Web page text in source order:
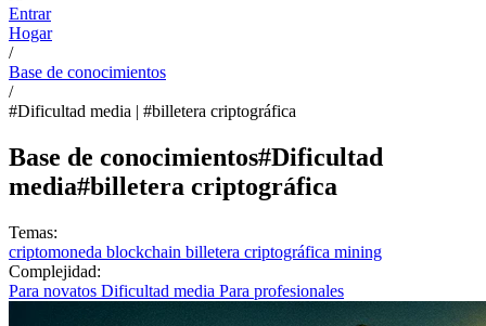
Entrar
Hogar
/
Base de conocimientos
/
#Dificultad media | #billetera criptográfica
Base de conocimientos#Dificultad
media#billetera criptográfica
Temas:
criptomoneda blockchain billetera criptográfica mining
Complejidad:
Para novatos Dificultad media Para profesionales